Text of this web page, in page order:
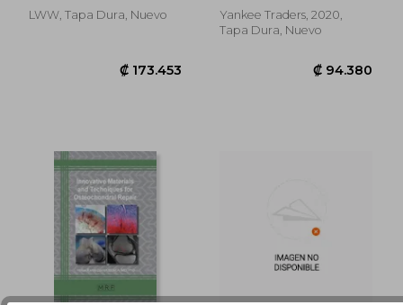
Inglés)
LWW, Tapa Dura, Nuevo
Inglés)
Francis
Yankee Traders, 2020,
Tapa Dura, Nuevo